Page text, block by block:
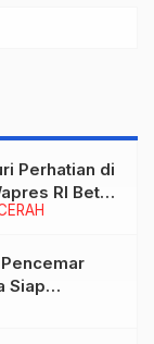
Perhatian di
RI Betah
Siap